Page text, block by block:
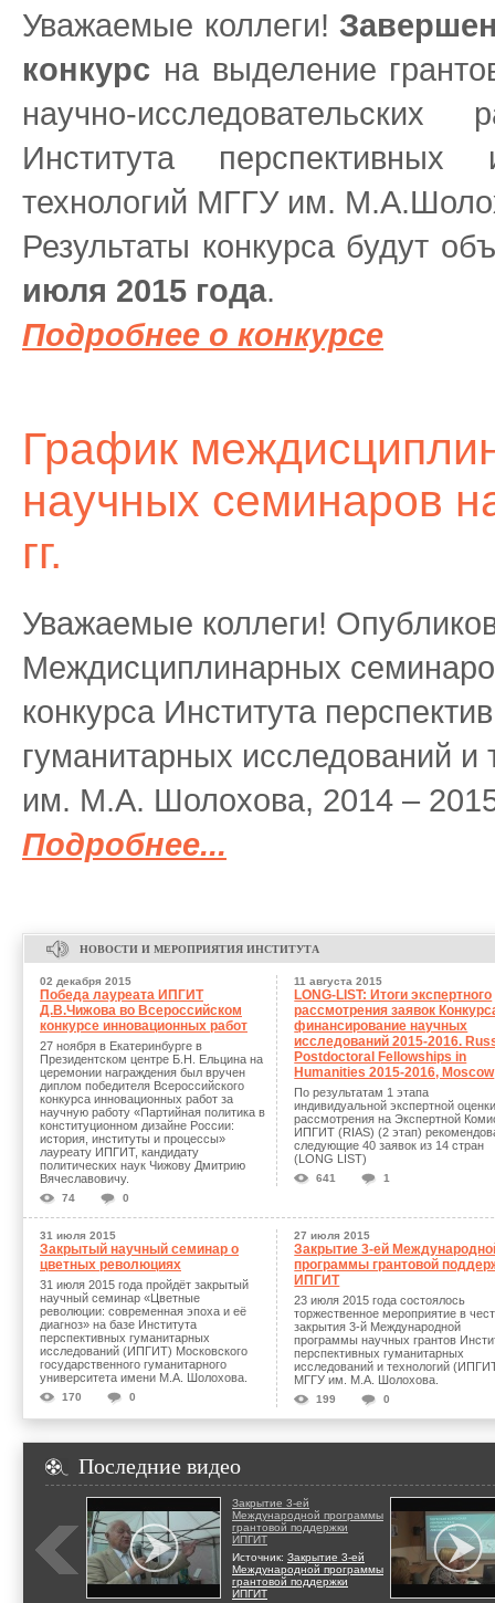
Уважаемые коллеги!
конкурс на выделение
научно-
Института перспективных
технологий МГГУ им.
Результаты конкурса будут
июля 2015 года.
Подробнее о конкурсе
График
научных семинаров
гг.
Уважаемые коллеги!
Междисциплинарных
конкурса Института
гуманитарных исследований и
им. М.А. Шолохова, 2014 –
Подробнее...
НОВОСТИ И МЕРОПРИЯТИЯ ИНСТИТУТА
02 декабря 2015
Победа лауреата ИПГИТ
Д.В.Чижова во Всероссийском
конкурсе инновационных работ
27 ноября в Екатеринбурге в
Президентском центре Б.Н. Ельцина на
церемонии награждения был вручен
диплом победителя Всероссийского
конкурса инновационных работ за
научную работу «Партийная политика в
конституционном дизайне России:
история, институты и процессы»
лауреату ИПГИТ, кандидату
политических наук Чижову Дмитрию
Вячеславовичу.
74 0
11 августа 2015
LONG-LIST: Итоги экспертного
рассмотрения заявок
финансирование научных
исследований 2015-2016.
Postdoctoral Fellowships in
Humanities 2015-2016, Moscow
По результатам 1 этапа
индивидуальной экспертной
рассмотрения на Экспертной
ИПГИТ (RIAS) (2 этап)
следующие 40 заявок из 14 стран
(LONG LIST)
641 1
31 июля 2015
Закрытый научный семинар о
цветных революциях
31 июля 2015 года пройдёт закрытый
научный семинар «Цветные
революции: современная эпоха и её
диагноз» на базе Института
перспективных гуманитарных
исследований (ИПГИТ) Московского
государственного гуманитарного
университета имени М.А. Шолохова.
170 0
27 июля 2015
Закрытие 3-ей
программы грантовой
ИПГИТ
23 июля 2015 года состоялось
торжественное мероприятие в
закрытия 3-й Международной
программы научных грантов
перспективных гуманитарных
исследований и технологий
МГГУ им. М.А. Шолохова.
199 0
Последние видео
Закрытие 3-ей
Международной программы
грантовой поддержки
ИПГИТ
Источник: Закрытие 3-ей
Международной программы
грантовой поддержки
ИПГИТ